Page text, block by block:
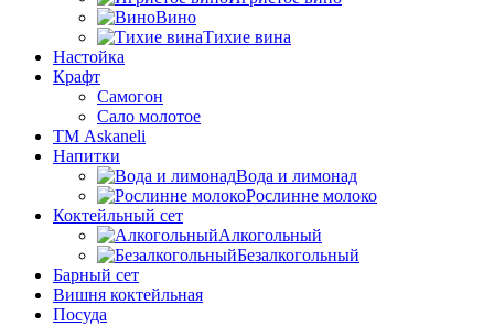
Вино
Тихие вина
Настойка
Крафт
Самогон
Сало молотое
ТМ Askaneli
Напитки
Вода и лимонад
Рослинне молоко
Коктейльный сет
Алкогольный
Безалкогольный
Барный сет
Вишня коктейльная
Посуда